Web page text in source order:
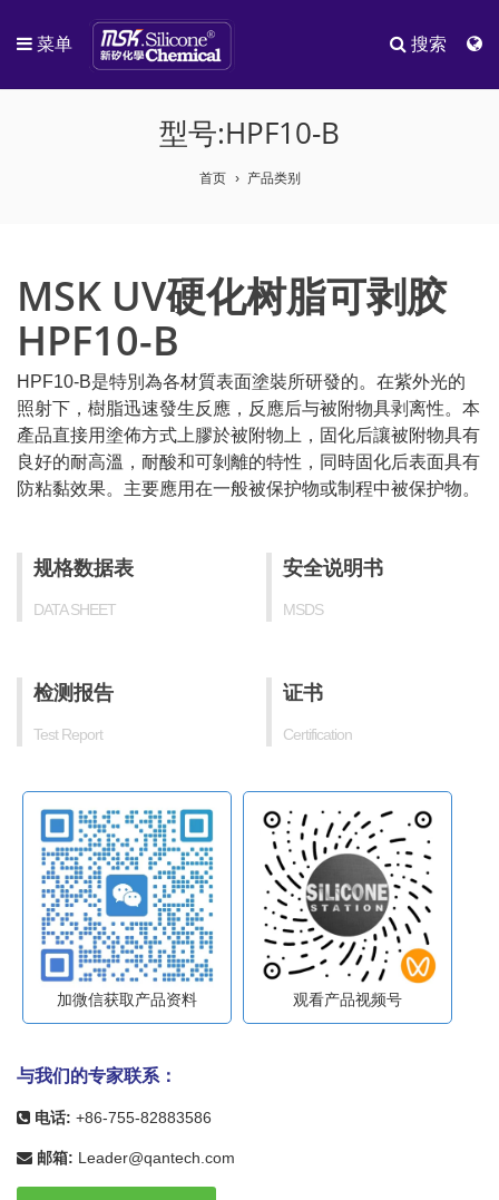
菜单 搜索
型号:HPF10-B
首页 产品类别
MSK UV硬化树脂可剥胶
HPF10-B
HPF10-B是特別為各材質表面塗裝所研發的。在紫外光的
照射下，樹脂迅速發生反應，反應后与被附物具剥离性。本
產品直接用塗佈方式上膠於被附物上，固化后讓被附物具有
良好的耐高溫，耐酸和可剝離的特性，同時固化后表面具有
防粘黏效果。主要應用在一般被保护物或制程中被保护物。
规格数据表
DATA SHEET
安全说明书
MSDS
检测报告
Test Report
证书
Certification
加微信获取产品资料 观看产品视频号
与我们的专家联系：
电话: +86-755-82883586
邮箱: Leader@qantech.com